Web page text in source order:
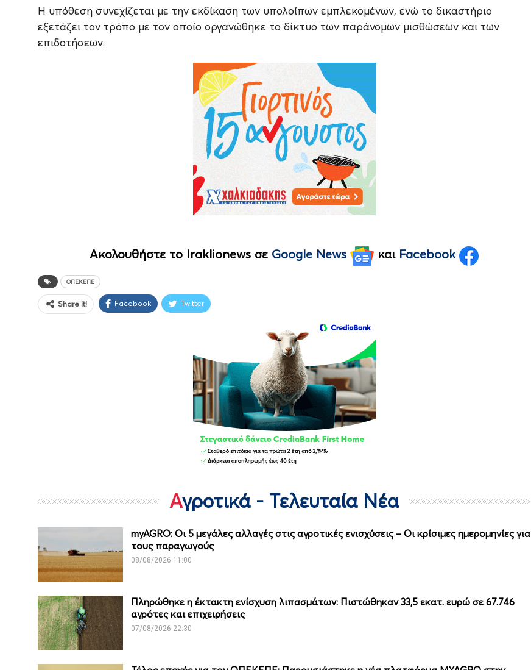
Η υπόθεση συνεχίζεται με την εκδίκαση των υπολοίπων εμπλεκομένων, ενώ το δικαστήριο
εξετάζει τον τρόπο με τον οποίο οργανώθηκε το δίκτυο των παράνομων μισθώσεων και των
επιδοτήσεων.
Ακολουθήστε το Iraklionews σε Google News και Facebook
ΟΠΕΚΕΠΕ
Share it! Facebook Twitter
Αγροτικά - Τελευταία Νέα
myAGRO: Οι 5 μεγάλες αλλαγές στις αγροτικές ενισχύσεις – Οι κρίσιμες ημερομηνίες για
τους παραγωγούς
08/08/2026 11:00
Πληρώθηκε η έκτακτη ενίσχυση λιπασμάτων: Πιστώθηκαν 33,5 εκατ. ευρώ σε 67.746
αγρότες και επιχειρήσεις
07/08/2026 22:30